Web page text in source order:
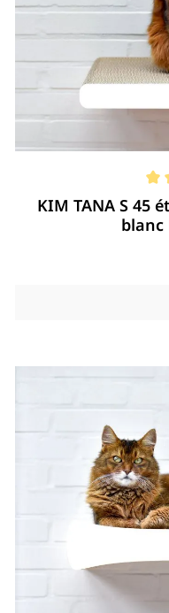
Note moyenne de 5 de
KIM TANA S 45
blanc